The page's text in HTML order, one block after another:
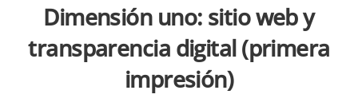
Dimensión uno: sitio web y
transparencia digital (primera
impresión)